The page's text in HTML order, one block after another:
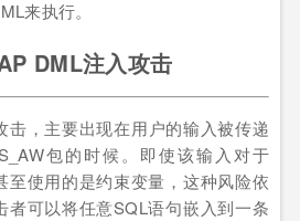
来执行。
DML注入攻击
击，主要出现在用户的输入被传递
包的时候。即使该输入对于
至使用的是约束变量，这种风险依
者可以将任意SQL语句嵌入到一条